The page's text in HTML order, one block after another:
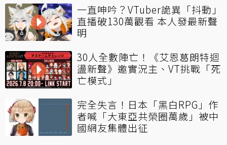
一直呻吟？VTuber詭異「抖動」
直播破130萬觀看 本人發最新聲
明
30人全數陣亡！《艾恩葛朗特迴
盪新聲》邀實況主、VT挑戰「死
亡模式」
完全失言！日本「黑白RPG」作
者喊「大東亞共榮圈萬歲」被中
國網友集體出征